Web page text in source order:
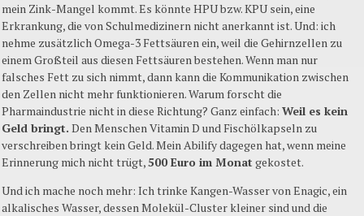
mein Zink-Mangel kommt. Es könnte HPU bzw. KPU sein, eine
Erkrankung, die von Schulmedizinern nicht anerkannt ist. Und: ich
nehme zusätzlich Omega-3 Fettsäuren ein, weil die Gehirnzellen zu
einem Großteil aus diesen Fettsäuren bestehen. Wenn man nur
falsches Fett zu sich nimmt, dann kann die Kommunikation zwischen
den Zellen nicht mehr funktionieren. Warum forscht die
Pharmaindustrie nicht in diese Richtung? Ganz einfach: Weil es kein
Geld bringt. Den Menschen Vitamin D und Fischölkapseln zu
verschreiben bringt kein Geld. Mein Abilify dagegen hat, wenn meine
Erinnerung mich nicht trügt,500 Euro im Monat gekostet.
Und ich mache noch mehr: Ich trinke Kangen-Wasser von Enagic, ein
alkalisches Wasser, dessen Molekül-Cluster kleiner sind und die